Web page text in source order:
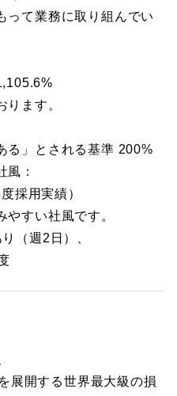
って業務に取り組んでい
ります。
る」とされる基準 200%
：
採用実績）
やすい社風です。
（週2日）、
展開する世界最大級の損